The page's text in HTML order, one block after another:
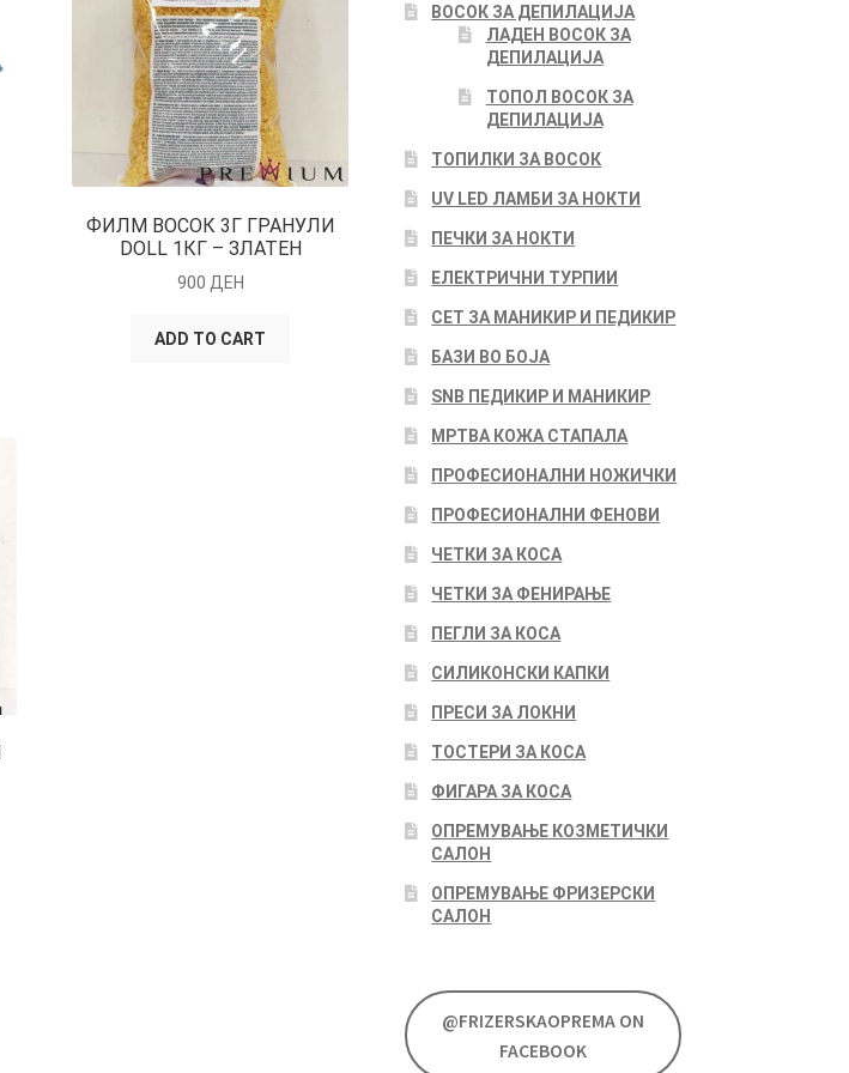
ФИЛМ ВОСОК 3Г ГРАНУЛИ
DOLL 1КГ – ЗЛАТЕН
900 ДЕН
ADD TO CART
ВОСОК ЗА ДЕПИЛАЦИЈА
ЛАДЕН ВОСОК ЗА
ДЕПИЛАЦИЈА
ТОПОЛ ВОСОК ЗА
ДЕПИЛАЦИЈА
ТОПИЛКИ ЗА ВОСОК
UV LED ЛАМБИ ЗА НОКТИ
ПЕЧКИ ЗА НОКТИ
ЕЛЕКТРИЧНИ ТУРПИИ
СЕТ ЗА МАНИКИР И ПЕДИКИР
БАЗИ ВО БОЈА
SNB ПЕДИКИР И МАНИКИР
МРТВА КОЖА СТАПАЛА
ПРОФЕСИОНАЛНИ НОЖИЧКИ
ПРОФЕСИОНАЛНИ ФЕНОВИ
ЧЕТКИ ЗА КОСА
ЧЕТКИ ЗА ФЕНИРАЊЕ
ПЕГЛИ ЗА КОСА
СИЛИКОНСКИ КАПКИ
ПРЕСИ ЗА ЛОКНИ
ТОСТЕРИ ЗА КОСА
ФИГАРА ЗА КОСА
ОПРЕМУВАЊЕ КОЗМЕТИЧКИ
САЛОН
ОПРЕМУВАЊЕ ФРИЗЕРСКИ
САЛОН
@FRIZERSKAOPREMA ON
FACEBOOK